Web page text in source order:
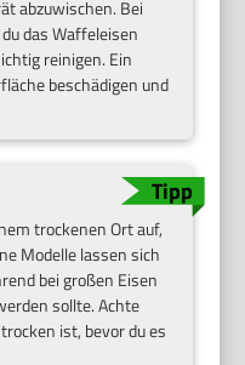
abzuwischen. Bei
das Waffeleisen
reinigen. Ein
beschädigen und
trockenen Ort auf,
Modelle lassen sich
bei großen Eisen
sollte. Achte
ist, bevor du es